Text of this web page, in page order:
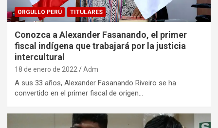
ORGULLO PERÚ TITULARES
Conozca a Alexander Fasanando, el primer
fiscal indígena que trabajará por la justicia
intercultural
18 de enero de 2022 Adm
A sus 33 años, Alexander Fasanando Riveiro se ha
convertido en el primer fiscal de origen…